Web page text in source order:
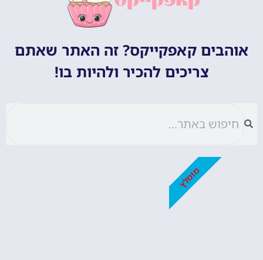
אוהבים קאפקייקס? זה האתר שאתם
צריכים להכיר ולהיות בו!
מומלץ